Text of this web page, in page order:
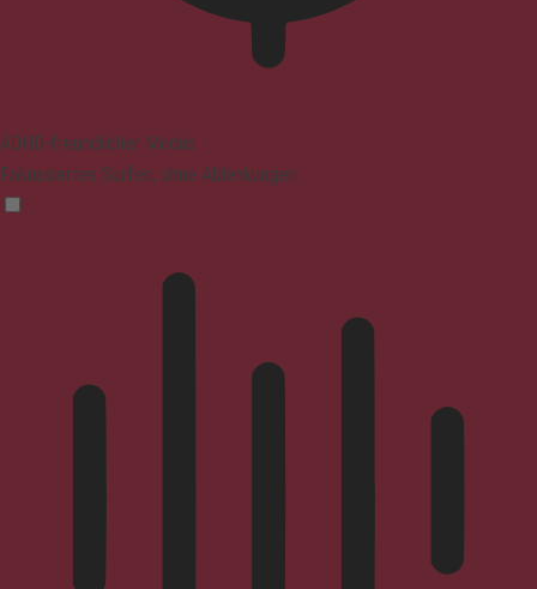
ADHD-freundlicher Modus
Fokussiertes Surfen, ohne Ablenkungen